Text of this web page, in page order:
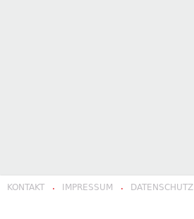
KONTAKT · IMPRESSUM · DATENSCHUTZ